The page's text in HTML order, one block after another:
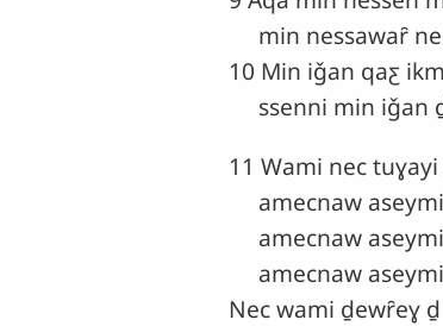
min nessawaȓ
10 Min iǧan qaƹ
ssenni min iǧan
11 Wami nec
amecnaw
amecnaw
amecnaw
Nec wami ḏewȓeɣ